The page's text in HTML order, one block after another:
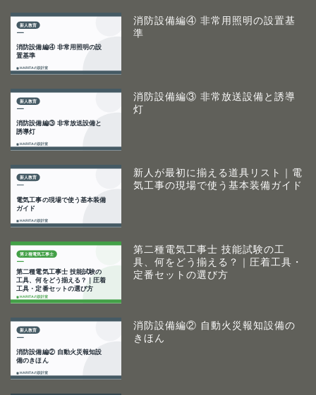
消防設備編④ 非常用照明の設置基
準
消防設備編③ 非常放送設備と誘導
灯
新人が最初に揃える道具リスト｜電
気工事の現場で使う基本装備ガイド
第二種電気工事士 技能試験の工
具、何をどう揃える？｜圧着工具・
定番セットの選び方
消防設備編② 自動火災報知設備の
きほん